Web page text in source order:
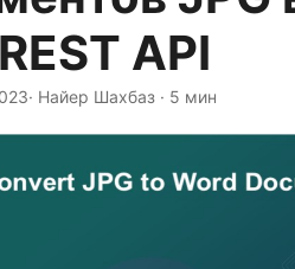
API
· Найер Шахбаз · 5 мин